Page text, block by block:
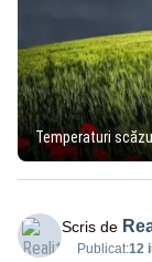
Temperaturi
Scris de
Publicat:12